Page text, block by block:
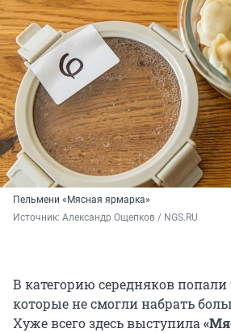
Пельмени «Мясная ярмарка»
Источник: Александр Ощепков / NGS.RU
В категорию середняков попали
которые не смогли набрать
Хуже всего здесь выступила